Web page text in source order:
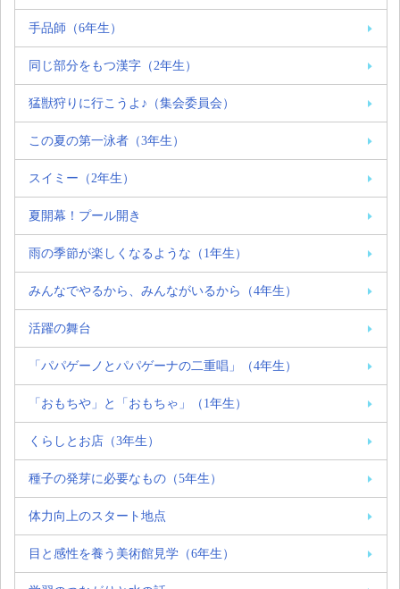
手品師（6年生）
同じ部分をもつ漢字（2年生）
猛獣狩りに行こうよ♪（集会委員会）
この夏の第一泳者（3年生）
スイミー（2年生）
夏開幕！プール開き
雨の季節が楽しくなるような（1年生）
みんなでやるから、みんながいるから（4年生）
活躍の舞台
「パパゲーノとパパゲーナの二重唱」（4年生）
「おもちや」と「おもちゃ」（1年生）
くらしとお店（3年生）
種子の発芽に必要なもの（5年生）
体力向上のスタート地点
目と感性を養う美術館見学（6年生）